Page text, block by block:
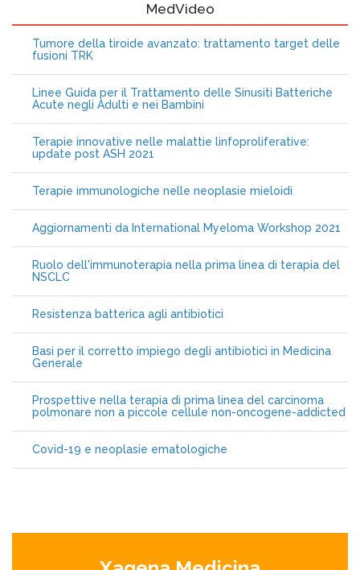
MedVideo
Tumore della tiroide avanzato: trattamento target delle
fusioni TRK
Linee Guida per il Trattamento delle Sinusiti Batteriche
Acute negli Adulti e nei Bambini
Terapie innovative nelle malattie linfoproliferative:
update post ASH 2021
Terapie immunologiche nelle neoplasie mieloidi
Aggiornamenti da International Myeloma Workshop 2021
Ruolo dell'immunoterapia nella prima linea di terapia del
NSCLC
Resistenza batterica agli antibiotici
Basi per il corretto impiego degli antibiotici in Medicina
Generale
Prospettive nella terapia di prima linea del carcinoma
polmonare non a piccole cellule non-oncogene-addicted
Covid-19 e neoplasie ematologiche